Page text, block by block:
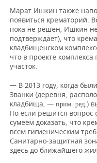
Марат Ишкин также
появиться крематорий.
пока не решен, Ишкин
подтверждает), что
кладбищенском
что в проекте
участок.
— В 2013 году, когда
Званки (деревня,
кладбища, — прим. ред.)
Но если решится вопрос
сумеем доказать, что
всем гигиеническим
Санитарно-защитная
здесь до ближайшего